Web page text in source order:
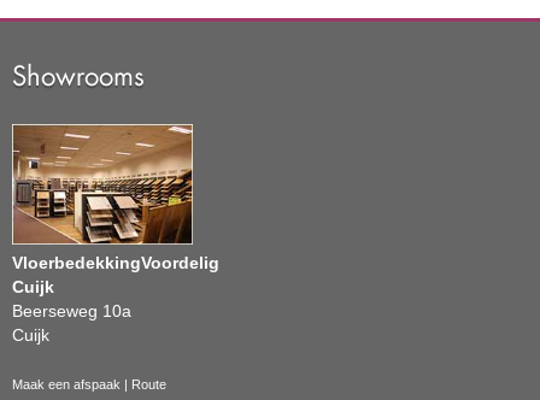
Showrooms
VloerbedekkingVoordelig
Cuijk
Beerseweg 10a
Cuijk
Maak een afspaak | Route